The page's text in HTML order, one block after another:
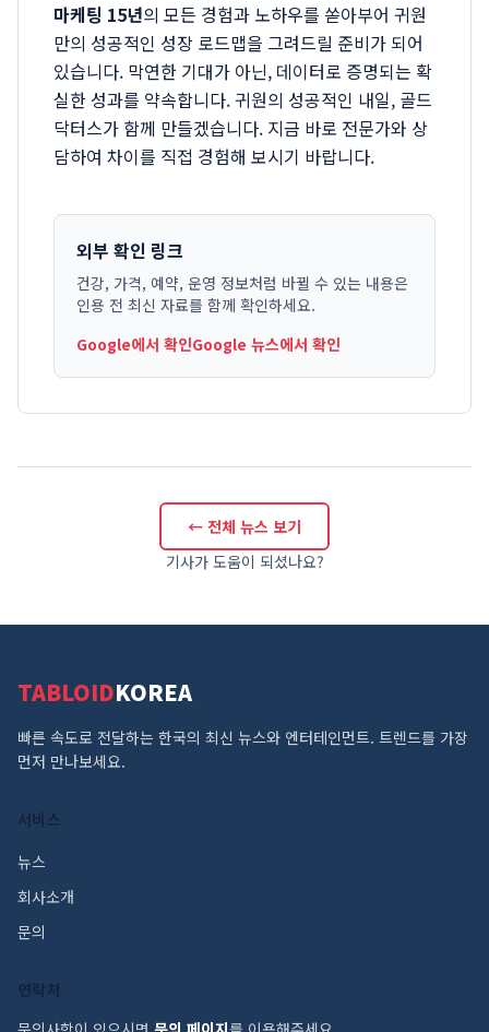
마케팅 15년의 모든 경험과 노하우를 쏟아부어 귀원
만의 성공적인 성장 로드맵을 그려드릴 준비가 되어
있습니다. 막연한 기대가 아닌, 데이터로 증명되는 확
실한 성과를 약속합니다. 귀원의 성공적인 내일, 골드
닥터스가 함께 만들겠습니다. 지금 바로 전문가와 상
담하여 차이를 직접 경험해 보시기 바랍니다.
외부 확인 링크
건강, 가격, 예약, 운영 정보처럼 바뀔 수 있는 내용은
인용 전 최신 자료를 함께 확인하세요.
Google에서 확인Google 뉴스에서 확인
← 전체 뉴스 보기
기사가 도움이 되셨나요?
TABLOIDKOREA
빠른 속도로 전달하는 한국의 최신 뉴스와 엔터테인먼트. 트렌드를 가장
먼저 만나보세요.
서비스
뉴스
회사소개
문의
연락처